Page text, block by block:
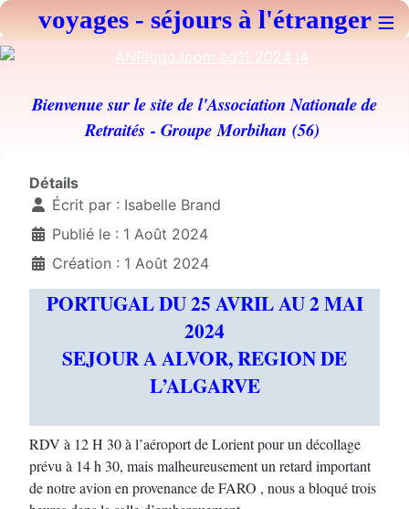
Bienvenue sur le site de l'Association Nationale de
Retraités - Groupe Morbihan (56)
Détails
Écrit par : Isabelle Brand
Publié le : 1 Août 2024
Création : 1 Août 2024
PORTUGAL DU 25 AVRIL AU 2 MAI
2024
SEJOUR A ALVOR, REGION DE
L’ALGARVE
RDV à 12 H 30 à l’aéroport de Lorient pour un décollage
prévu à 14 h 30, mais malheureusement un retard important
de notre avion en provenance de FARO , nous a bloqué trois
voyages - séjours à l'étranger ≡